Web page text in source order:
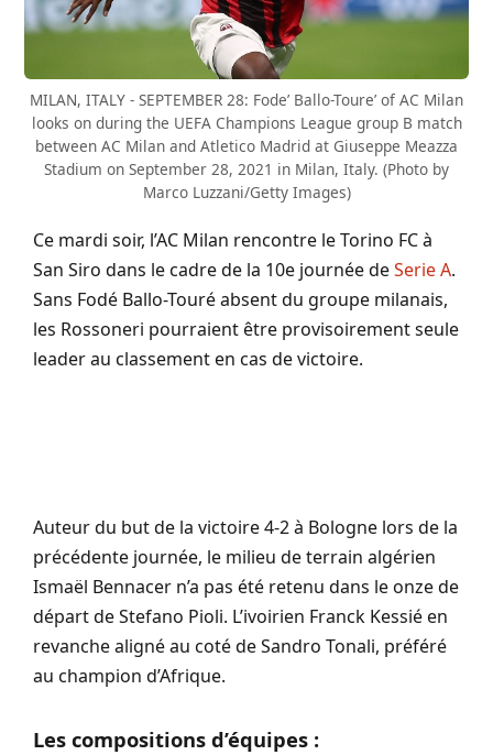
MILAN, ITALY - SEPTEMBER 28: Fode’ Ballo-Toure’ of AC Milan
looks on during the UEFA Champions League group B match
between AC Milan and Atletico Madrid at Giuseppe Meazza
Stadium on September 28, 2021 in Milan, Italy. (Photo by
Marco Luzzani/Getty Images)
Ce mardi soir, l’AC Milan rencontre le Torino FC à
San Siro dans le cadre de la 10e journée deSerie A.
Sans Fodé Ballo-Touré absent du groupe milanais,
les Rossoneri pourraient être provisoirement seule
leader au classement en cas de victoire.
Auteur du but de la victoire 4-2 à Bologne lors de la
précédente journée, le milieu de terrain algérien
Ismaël Bennacer n’a pas été retenu dans le onze de
départ de Stefano Pioli. L’ivoirien Franck Kessié en
revanche aligné au coté de Sandro Tonali, préféré
au champion d’Afrique.
Les compositions d’équipes :